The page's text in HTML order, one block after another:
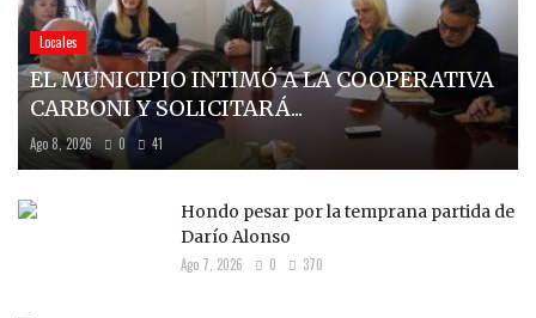
Locales
EL MUNICIPIO INTIMÓ A LA COOPERATIVA
CARBONI Y SOLICITARÁ...
Ago 8, 2026 0 41
Hondo pesar por la temprana partida de
Darío Alonso
Ago 7, 2026 0 370